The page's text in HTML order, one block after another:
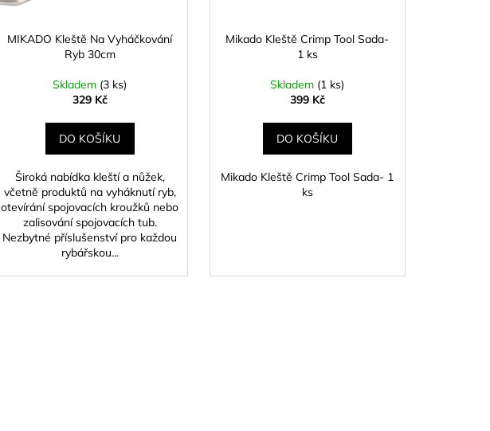
MIKADO Kleště Na Vyháčkování
Ryb 30cm
Skladem (3 ks)
329 Kč
DO KOŠÍKU
Široká nabídka kleští a nůžek,
včetně produktů na vyháknutí ryb,
otevírání spojovacích kroužků nebo
zalisování spojovacích tub.
Nezbytné příslušenství pro každou
rybářskou...
Mikado Kleště Crimp Tool Sada-
1 ks
Skladem (1 ks)
399 Kč
DO KOŠÍKU
Mikado Kleště Crimp Tool Sada- 1
ks